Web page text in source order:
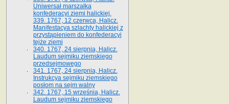
Uniwersał marszałka
konfederacyi ziemi halickiej.
339. 1767, 12 czerwca, Halicz.
Manifestacya szlachty halickiej z
przystąpieniem do konfederacyi
tejże ziemi
340. 1767, 24 sierpnia, Halicz.
Laudum sejmiku ziemskiego
przedsejmowego
341. 1767, 24 sierpnia, Halicz.
Instrukcya sejmiku ziemskiego
posłom na sejm walny
342. 1767, 15 września, Halicz.
Laudum sejmiku ziemskiego